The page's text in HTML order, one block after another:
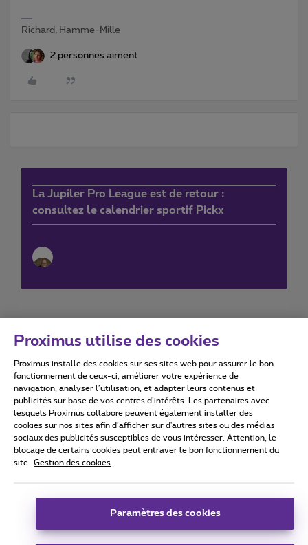
Richard, Hamme-Mille
2 personnes aiment
La Jupiler Pro League est de retour :
consultez le calendrier sportif Pickx
Conditions d'utilisation Accessibility statement
Tous droits réservés. © 2026 Proximus
Conditions générales, info consommateur
Coordonnées de l’entreprise
Boulevard du Roi Albert II 27 - B-1030 Bruxelles.
Proximus utilise des cookies
Proximus installe des cookies sur ses sites web pour assurer le bon
fonctionnement de ceux-ci, améliorer votre expérience de
navigation, analyser l’utilisation, et adapter leurs contenus et
publicités sur base de vos centres d’intérêts. Les partenaires avec
lesquels Proximus collabore peuvent également installer des
cookies sur nos sites afin d’afficher sur d'autres sites ou des médias
sociaux des publicités susceptibles de vous intéresser. Attention, le
blocage de certains cookies peut entraver le bon fonctionnement du
site.
Gestion des cookies
Paramètres des cookies